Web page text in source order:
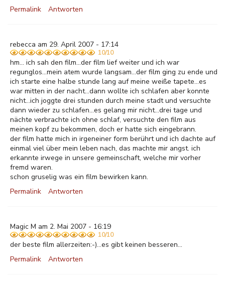
Permalink
Antworten
rebecca am 29. April 2007 - 17:14
10/10
hm... ich sah den film...der film lief weiter und ich war
regunglos...mein atem wurde langsam...der film ging zu ende und
ich starte eine halbe stunde lang auf meine weiße tapete...es
war mitten in der nacht...dann wollte ich schlafen aber konnte
nicht...ich joggte drei stunden durch meine stadt und versuchte
dann wieder zu schlafen...es gelang mir nicht...drei tage und
nächte verbrachte ich ohne schlaf, versuchte den film aus
meinen kopf zu bekommen, doch er hatte sich eingebrann.
der film hatte mich in irgeneiner form berührt und ich dachte auf
einmal viel über mein leben nach, das machte mir angst. ich
erkannte irwege in unsere gemeinschaft, welche mir vorher
fremd waren.
schon gruselig was ein film bewirken kann.
Permalink
Antworten
Magic M am 2. Mai 2007 - 16:19
10/10
der beste film allerzeiten:-)...es gibt keinen besseren...
Permalink
Antworten